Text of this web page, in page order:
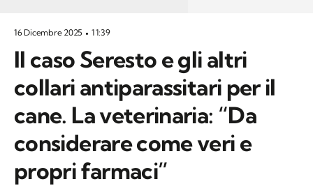
16 Dicembre 2025 11:39
Il caso Seresto e gli altri
collari antiparassitari per il
cane. La veterinaria: “Da
considerare come veri e
propri farmaci”